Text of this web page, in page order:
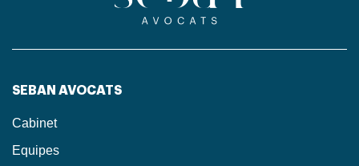
SEBAN AVOCATS
Cabinet
Equipes